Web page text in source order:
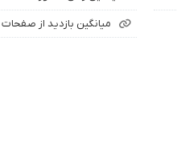
میانگین بازدید از صفحات